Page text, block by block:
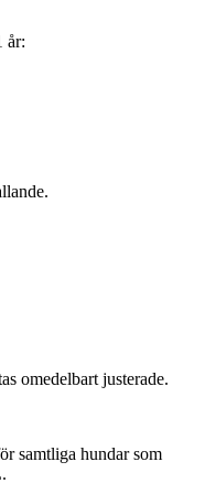
år:
omedelbart justerade.
samtliga hundar som